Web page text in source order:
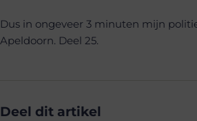
Dus in ongeveer 3 minuten mijn
Apeldoorn. Deel 25.
Deel dit artikel